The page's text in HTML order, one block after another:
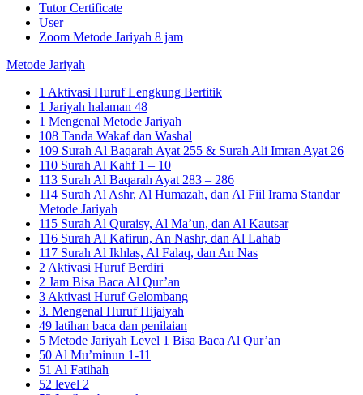
Tutor Certificate
User
Zoom Metode Jariyah 8 jam
Metode Jariyah
1 Aktivasi Huruf Lengkung Bertitik
1 Jariyah halaman 48
1 Mengenal Metode Jariyah
108 Tanda Wakaf dan Washal
109 Surah Al Baqarah Ayat 255 & Surah Ali Imran Ayat 26
110 Surah Al Kahf 1 – 10
113 Surah Al Baqarah Ayat 283 – 286
114 Surah Al Ashr, Al Humazah, dan Al Fiil Irama Standar
Metode Jariyah
115 Surah Al Quraisy, Al Ma’un, dan Al Kautsar
116 Surah Al Kafirun, An Nashr, dan Al Lahab
117 Surah Al Ikhlas, Al Falaq, dan An Nas
2 Aktivasi Huruf Berdiri
2 Jam Bisa Baca Al Qur’an
3 Aktivasi Huruf Gelombang
3. Mengenal Huruf Hijaiyah
49 latihan baca dan penilaian
5 Metode Jariyah Level 1 Bisa Baca Al Qur’an
50 Al Mu’minun 1-11
51 Al Fatihah
52 level 2